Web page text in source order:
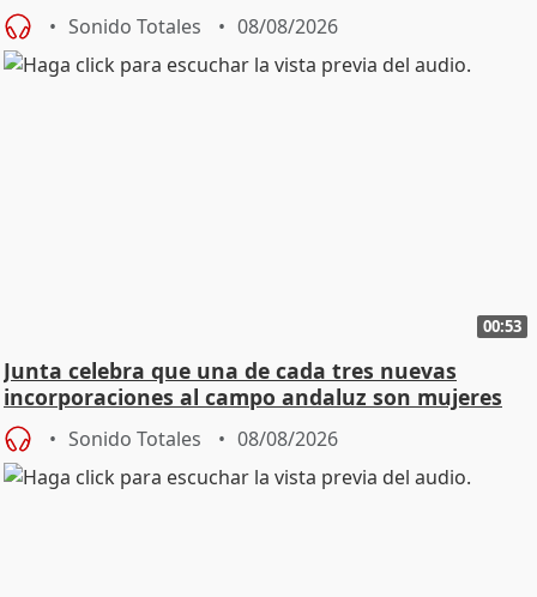
Sonido Totales 08/08/2026
00:53
Junta celebra que una de cada tres nuevas
incorporaciones al campo andaluz son mujeres
jóvenes
Sonido Totales 08/08/2026